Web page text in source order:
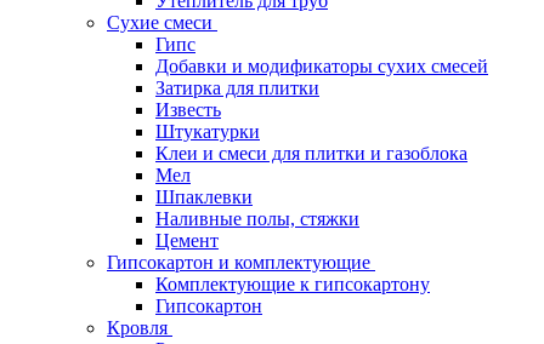
Сухие смеси
Гипс
Добавки и модификаторы сухих смесей
Затирка для плитки
Известь
Штукатурки
Клеи и смеси для плитки и газоблока
Мел
Шпаклевки
Наливные полы, стяжки
Цемент
Гипсокартон и комплектующие
Комплектующие к гипсокартону
Гипсокартон
Кровля